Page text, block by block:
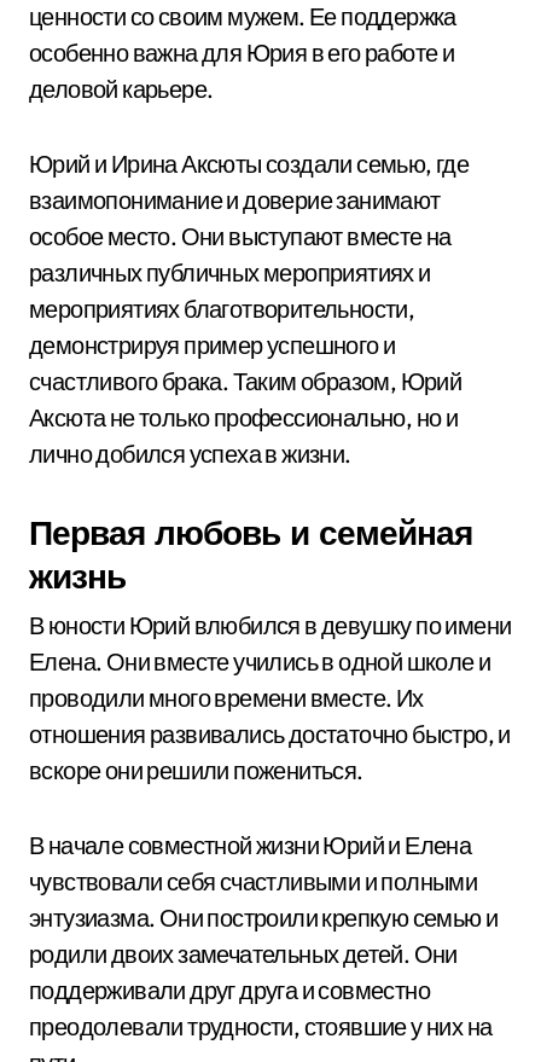
ценности со своим мужем. Ее поддержка
особенно важна для Юрия в его работе и
деловой карьере.
Юрий и Ирина Аксюты создали семью, где
взаимопонимание и доверие занимают
особое место. Они выступают вместе на
различных публичных мероприятиях и
мероприятиях благотворительности,
демонстрируя пример успешного и
счастливого брака. Таким образом, Юрий
Аксюта не только профессионально, но и
лично добился успеха в жизни.
Первая любовь и семейная
жизнь
В юности Юрий влюбился в девушку по имени
Елена. Они вместе учились в одной школе и
проводили много времени вместе. Их
отношения развивались достаточно быстро, и
вскоре они решили пожениться.
В начале совместной жизни Юрий и Елена
чувствовали себя счастливыми и полными
энтузиазма. Они построили крепкую семью и
родили двоих замечательных детей. Они
поддерживали друг друга и совместно
преодолевали трудности, стоявшие у них на